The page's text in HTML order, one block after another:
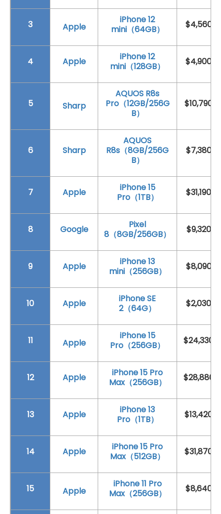
3 Apple
iPhone 12
mini（64GB）
$4,560
4 Apple
iPhone 12
mini（128GB）
$4,900
5 Sharp
AQUOS R8s
Pro（12GB/256G
B）
$10,790
6 Sharp
AQUOS
R8s（8GB/256G
B）
$7,380
7 Apple
iPhone 15
Pro（1TB）
$31,190
8 Google
Pixel
8（8GB/256GB）
$9,320
9 Apple
iPhone 13
mini（256GB）
$8,090
10 Apple
iPhone SE
2（64G）
$2,030
11 Apple
iPhone 15
Pro（256GB）
$24,330
12 Apple
iPhone 15 Pro
Max（256GB）
$28,880
13 Apple
iPhone 13
Pro（1TB）
$13,420
14 Apple
iPhone 15 Pro
Max（512GB）
$31,870
15 Apple
iPhone 11 Pro
Max（256GB）
$8,640